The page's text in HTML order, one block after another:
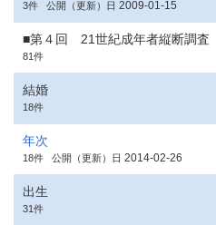
3件 公開（更新）日 2009-01-15
■第４回 21世紀成年者縦断調査
81件
結婚
18件
年次
18件 公開（更新）日 2014-02-26
出生
31件